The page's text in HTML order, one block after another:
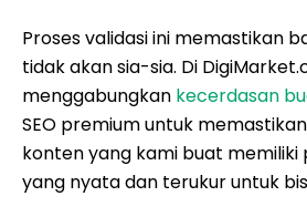
Proses validasi ini memastikan
tidak akan sia-sia. Di
menggabungkan kecerdasan
SEO premium untuk
konten yang kami buat
yang nyata dan terukur untuk